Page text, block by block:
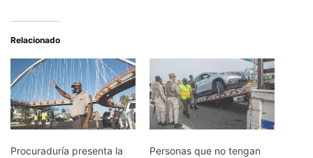
Relacionado
Procuraduría presenta la
Personas que no tengan